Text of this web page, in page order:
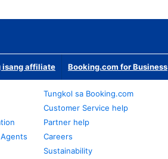
isang affiliate Booking.com for Business
Tungkol sa Booking.com
Customer Service help
Partner help
Careers
Sustainability